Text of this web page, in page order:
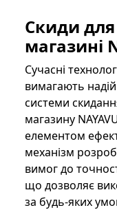
Скиди для
магазині
Сучасні
вимагають
системи
магазину
елементом
механізм
вимог до
що дозволяє
за будь-яких